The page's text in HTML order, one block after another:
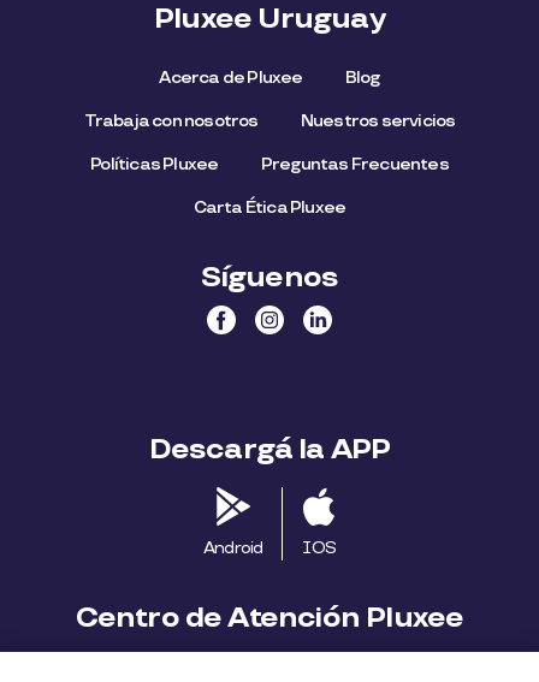
Pluxee Uruguay
Acerca de Pluxee Blog
Trabaja con nosotros Nuestros servicios
Políticas Pluxee Preguntas Frecuentes
Carta Ética Pluxee
Síguenos
Descargá la APP
Android IOS
Centro de Atención Pluxee